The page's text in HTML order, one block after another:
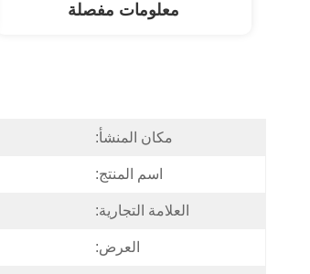
معلومات مفصلة
مكان المنشأ:
اسم المنتج:
العلامة التجارية:
العرض: